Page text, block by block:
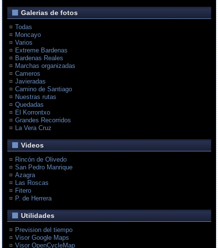
Galerias de fotos
Todas
Moncayo
Varios
Extreme Bardenas
Bardenas Reales
Marchas organizadas
Cameros
Javieradas
Camino de Santiago
Nuestras rutas
Quedadas
El Korrontxo
Grandes Recorridos
La Vera Cruz
Videos
Rincón de Olivedo
San Pedro Manrique
Azagra
Las Roscas
Fitero
P. de Herrera
Utilidades
Prevision del tiempo
Visor Google Maps
Visor OpenCycleMap